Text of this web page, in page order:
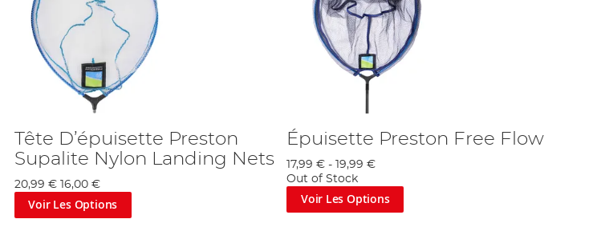
Tête D’épuisette Preston
Supalite Nylon Landing Nets
20,99 € 16,00 €
Voir Les Options
Épuisette Preston Free Flow
17,99 € -19,99 €
Out of Stock
Voir Les Options